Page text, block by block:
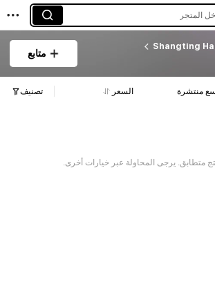
المتجر
Shangting
متابع
منتشرة السعر تصنيف
متطابق. يرجى المحاولة عبر خيارات أخرى.